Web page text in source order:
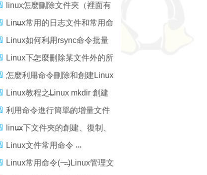
linux怎麼刪除文件夾（裡面有
文件）？
Linux常用的日志文件和常用命
令
Linux如何利用rsync命令批量
刪除小文件
Linux下怎麼刪除某文件外的所
有文件
怎麼利用命令刪除和創建Linux
文件夾
Linux教程之Linux mkdir 創建
文件夾命令
利用命令進行簡單的增量文件
夾備份(win/linux)
linux下文件夾的創建、復制、
剪切、重命名、清空和刪除命
令
Linux文件常用命令
Linux常用命令(一)Linux管理文